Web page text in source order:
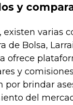
y
existen varias
de Bolsa,
ofrece
y
por brindar
del